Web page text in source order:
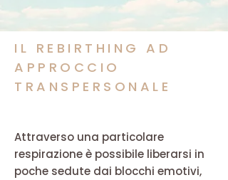
IL REBIRTHING AD
APPROCCIO
TRANSPERSONALE
Attraverso una particolare
respirazione è possibile liberarsi in
poche sedute dai blocchi emotivi,